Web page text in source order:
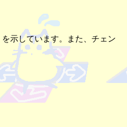
示しています。また、チェン